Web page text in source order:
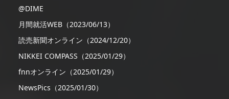
@DIME
月間就活WEB（2023/06/13）
読売新聞オンライン（2024/12/20）
NIKKEI COMPASS（2025/01/29）
fnnオンライン（2025/01/29）
NewsPics（2025/01/30）